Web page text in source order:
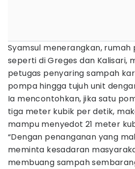
Syamsul menerangkan, rumah
seperti di Greges dan Kalisari,
petugas penyaring sampah
pompa hingga tujuh unit
Ia mencontohkan, jika satu
tiga meter kubik per detik,
mampu menyedot 21 meter
“Dengan penanganan yang
meminta kesadaran
membuang sampah